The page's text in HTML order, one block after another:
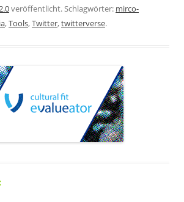
veröffentlicht. Schlagwörter: mirco-
,Tools,Twitter,twitterverse.